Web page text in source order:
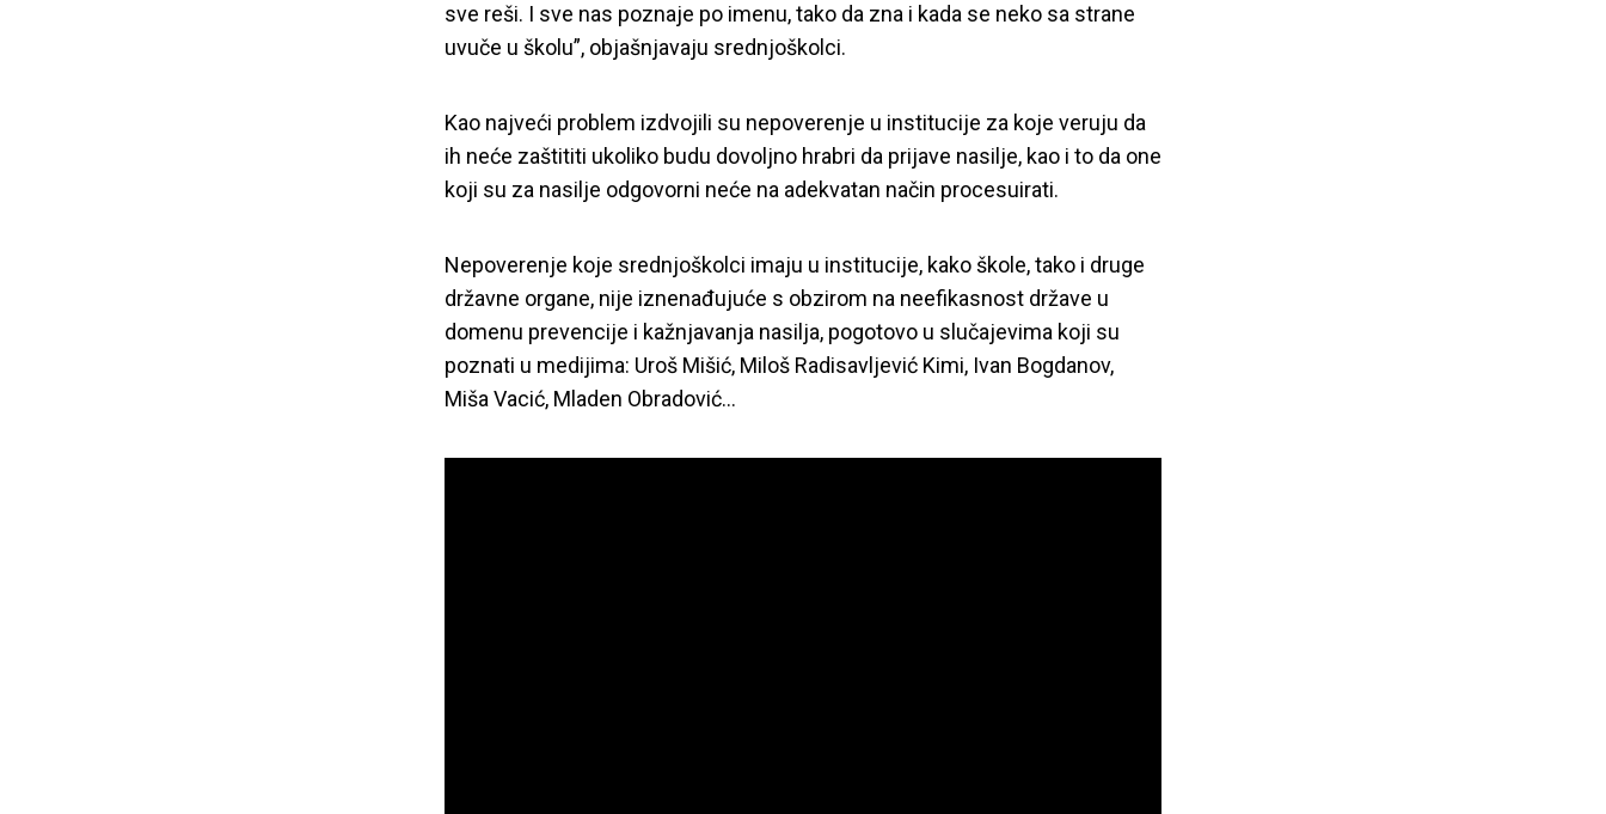
sve reši. I sve nas poznaje po imenu, tako da zna i kada se neko sa strane
uvuče u školu”, objašnjavaju srednjoškolci.
Kao najveći problem izdvojili su nepoverenje u institucije za koje veruju da
ih neće zaštititi ukoliko budu dovoljno hrabri da prijave nasilje, kao i to da one
koji su za nasilje odgovorni neće na adekvatan način procesuirati.
Nepoverenje koje srednjoškolci imaju u institucije, kako škole, tako i druge
državne organe, nije iznenađujuće s obzirom na neefikasnost države u
domenu prevencije i kažnjavanja nasilja, pogotovo u slučajevima koji su
poznati u medijima: Uroš Mišić, Miloš Radisavljević Kimi, Ivan Bogdanov,
Miša Vacić, Mladen Obradović…